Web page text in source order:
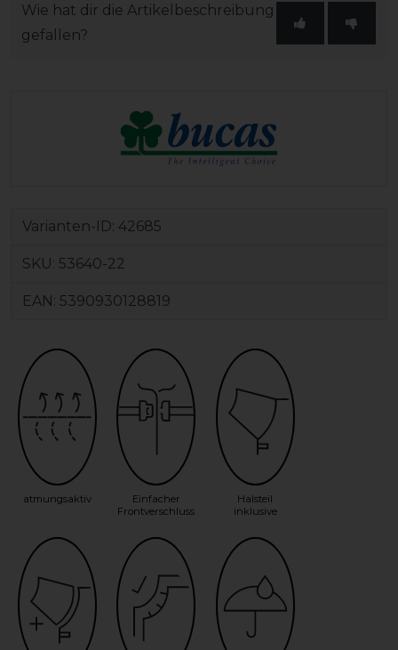
Wie hat dir die Artikelbeschreibung
gefallen?
Varianten-ID: 42685
SKU: 53640-22
EAN: 5390930128819
atmungsaktiv
Einfacher
Frontverschluss
Halsteil
inklusive